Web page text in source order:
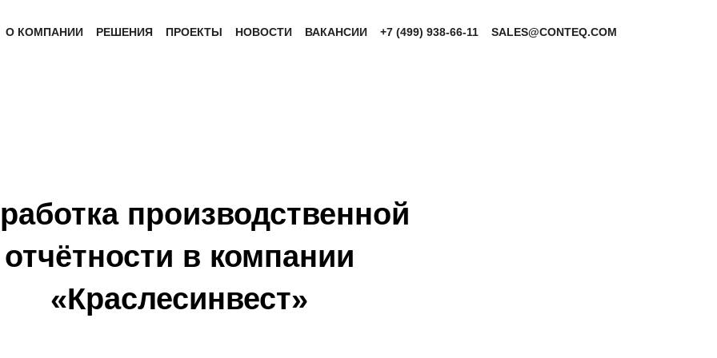
О КОМПАНИИ РЕШЕНИЯ ПРОЕКТЫ НОВОСТИ ВАКАНСИИ +7 (499) 938-66-11 SALES@CONTEQ.COM
производственной
отчётности в компании
«Краслесинвест»